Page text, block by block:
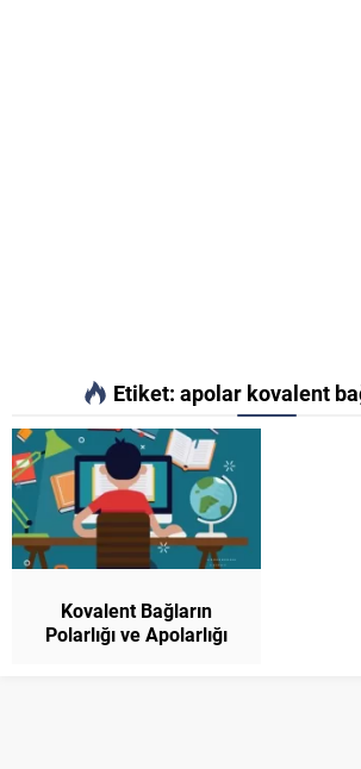
Etiket: apolar kovalent
Kovalent Bağların
Polarlığı ve Apolarlığı